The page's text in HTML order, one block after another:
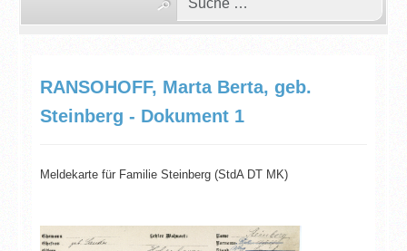
RANSOHOFF, Marta Berta, geb.
Steinberg - Dokument 1
Meldekarte für Familie Steinberg (StdA DT MK)